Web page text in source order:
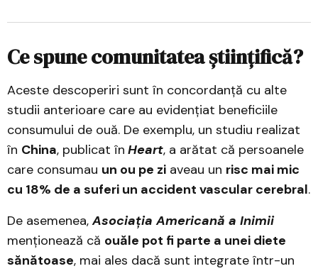
Ce spune comunitatea științifică?
Aceste descoperiri sunt în concordanță cu alte
studii anterioare care au evidențiat beneficiile
consumului de ouă. De exemplu, un studiu realizat
în China, publicat în Heart, a arătat că persoanele
care consumau un ou pe zi aveau un risc mai mic
cu 18% de a suferi un accident vascular cerebral.
De asemenea, Asociația Americană a Inimii
menționează că ouăle pot fi parte a unei diete
sănătoase, mai ales dacă sunt integrate într-un